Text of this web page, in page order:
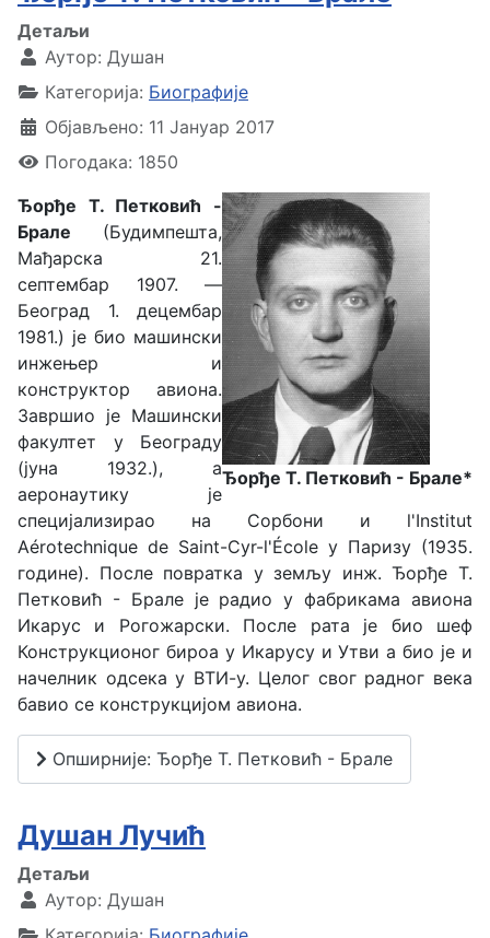
Детаљи
Аутор: Душан
Категорија: Биографије
Објављено: 11 Јануар 2017
Погодака: 1850
Ђорђе Т. Петковић - Брале*
Ђорђе Т. Петковић -
Брале (Будимпешта,
Мађарска 21.
септембар 1907. —
Београд 1. децембар
1981.) је био машински
инжењер и
конструктор авиона.
Завршио је Машински
факултет у Београду
(јуна 1932.), а
аеронаутику је
специјализирао на Сорбони и l'Institut
Aérotechnique de Saint-Cyr-l'École у Паризу (1935.
године). После повратка у земљу инж. Ђорђе Т.
Петковић - Брале је радио у фабрикама авиона
Икарус и Рогожарски. После рата је био шеф
Конструкционог бироа у Икарусу и Утви а био је и
начелник одсека у ВТИ-у. Целог свог радног века
бавио се конструкцијом авиона.
Опширније: Ђорђе Т. Петковић - Брале
Душан Лучић
Детаљи
Аутор: Душан